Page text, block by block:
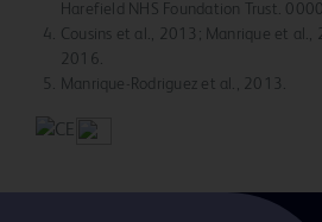
Harefield NHS Foundation Trust.
Cousins et al., 2013; Manrique et al.,
2016.
Manrique-Rodriguez et al., 2013.